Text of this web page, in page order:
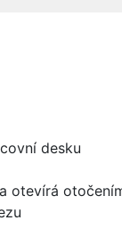
desku
otevírá